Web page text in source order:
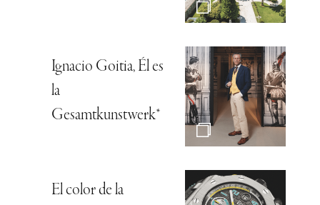
Ignacio Goitia, Él es
la
Gesamtkunstwerk*
El color de la